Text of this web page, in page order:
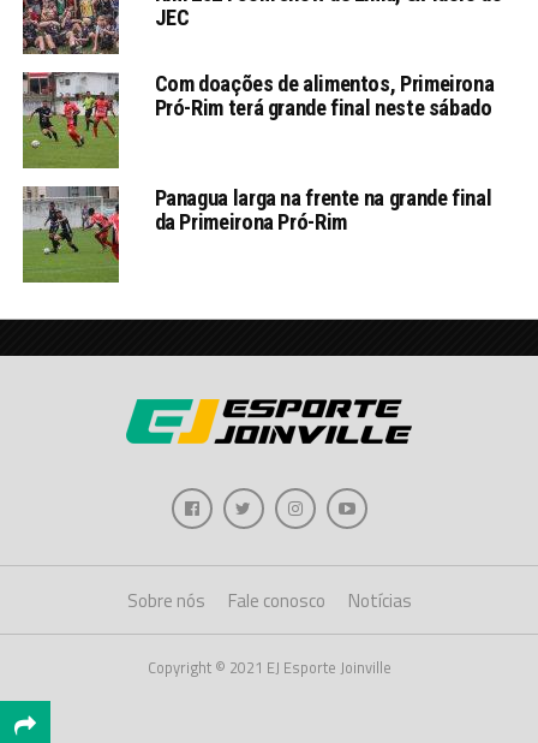
JEC
Com doações de alimentos, Primeirona
Pró-Rim terá grande final neste sábado
Panagua larga na frente na grande final
da Primeirona Pró-Rim
Sobre nós Fale conosco Notícias
Copyright © 2021 EJ Esporte Joinville